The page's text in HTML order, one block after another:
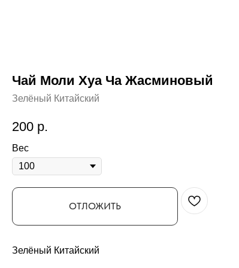
Чай Моли Хуа Ча Жасминовый
Зелёный Китайский
200 р.
Вес
ОТЛОЖИТЬ
Зелёный Китайский